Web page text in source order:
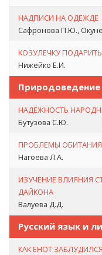
НАДПИСИ НА ОДЕЖДЕ
Сафронова П.Ю.,
КОЗУЛЕЧКУ
Нижейко Е.И.
Природоведение
НАДЁЖНОСТЬ
Бутузова С.Ю.
ПРОБЛЕМЫ
Нагоева Л.А.
ИЗУЧЕНИЕ ВЛИЯНИЯ
ДАЙКОНА
Валуева Д.Д.
Русский язык и
КАК ЕНОТ ЗАБЛУДИЛСЯ